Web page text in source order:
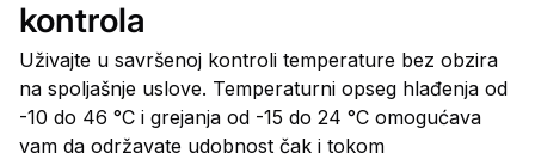
kontrola
Uživajte u savršenoj kontroli temperature bez obzira
na spoljašnje uslove. Temperaturni opseg hlađenja od
-10 do 46 °C i grejanja od -15 do 24 °C omogućava
vam da održavate udobnost čak i tokom